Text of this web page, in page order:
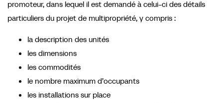
promoteur, dans lequel il est demandé à celui-ci des détails
particuliers du projet de multipropriété, y compris :
la description des unités
les dimensions
les commodités
le nombre maximum d’occupants
les installations sur place